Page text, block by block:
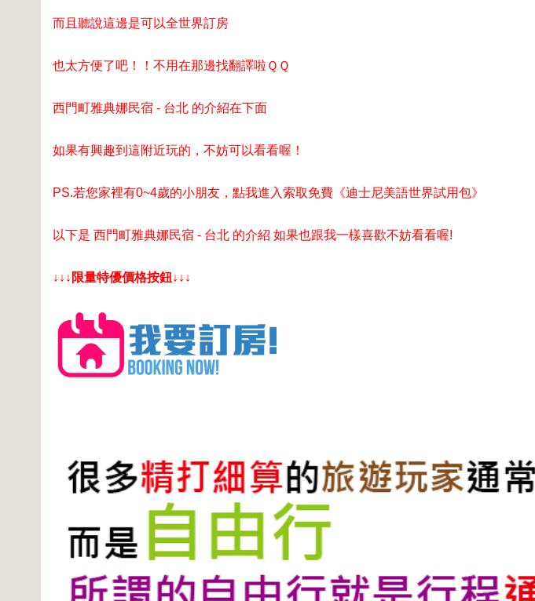
而且聽說這邊是可以全世界訂房
也太方便了吧！！不用在那邊找翻譯啦ＱＱ
西門町雅典娜民宿 - 台北 的介紹在下面
如果有興趣到這附近玩的，不妨可以看看喔！
PS.若您家裡有0~4歲的小朋友， 點我進入索取免費《迪士尼美語世界試用包》
以下是 西門町雅典娜民宿 - 台北 的介紹 如果也跟我一樣喜歡不妨看看喔!
↓↓↓限量特優價格按鈕↓↓↓